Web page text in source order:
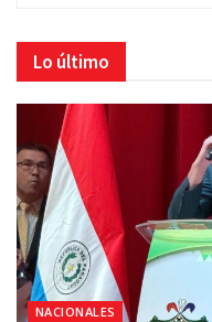
Lo último
NACIONALES